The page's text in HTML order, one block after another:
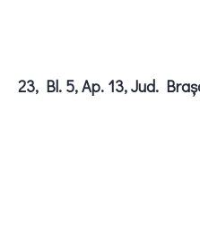
23, Bl. 5, Ap. 13, Jud.